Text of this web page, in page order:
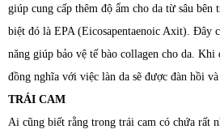
giúp cung cấp thêm độ ẩm cho da từ sâu bên
biệt đó là EPA (Eicosapentaenoic Axit). Đây
năng giúp bảo vệ tế bào collagen cho da. Khi
đồng nghĩa với việc làn da sẽ được đàn hồi
TRÁI CAM
Ai cũng biết rằng trong trái cam có chứa rất